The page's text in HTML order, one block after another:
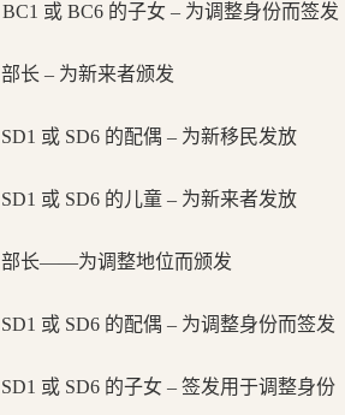
BC1 或 BC6 的子女 – 为调整身份而签发
部长 – 为新来者颁发
SD1 或 SD6 的配偶 – 为新移民发放
SD1 或 SD6 的儿童 – 为新来者发放
部长——为调整地位而颁发
SD1 或 SD6 的配偶 – 为调整身份而签发
SD1 或 SD6 的子女 – 签发用于调整身份